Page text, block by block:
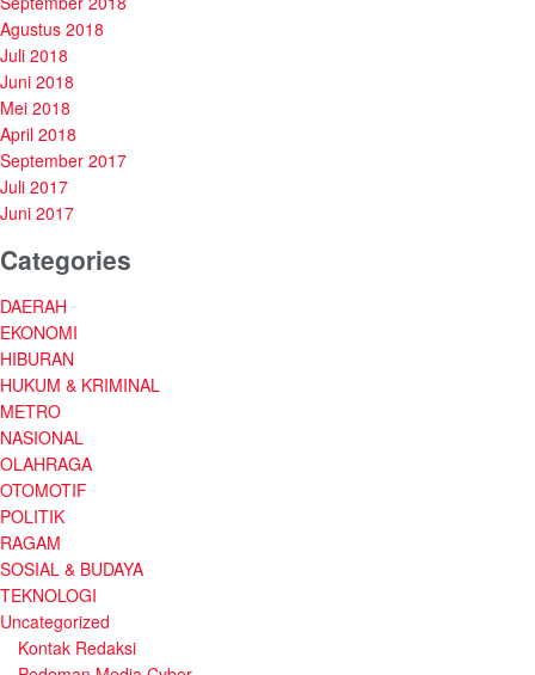
Agustus 2018
Juli 2018
Juni 2018
Mei 2018
April 2018
September 2017
Juli 2017
Juni 2017
Categories
DAERAH
EKONOMI
HIBURAN
HUKUM & KRIMINAL
METRO
NASIONAL
OLAHRAGA
OTOMOTIF
POLITIK
RAGAM
SOSIAL & BUDAYA
TEKNOLOGI
Uncategorized
Kontak Redaksi